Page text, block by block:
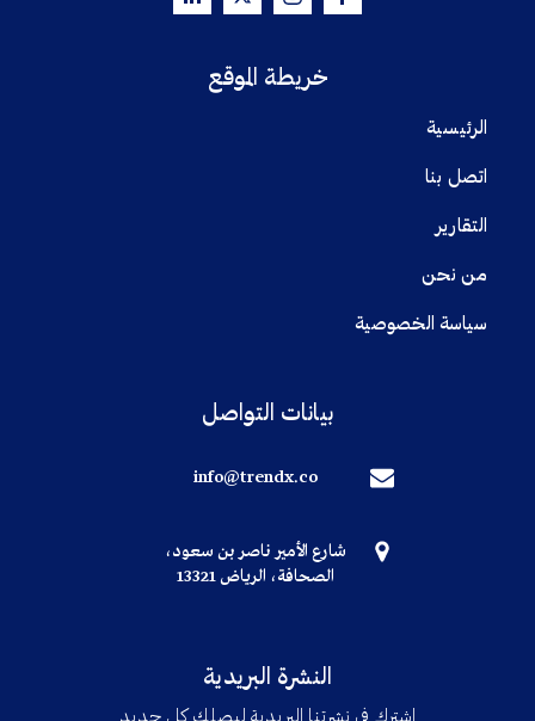
خريطة الموقع
الرئيسية
اتصل بنا
التقارير
من نحن
سياسة الخصوصية
بيانات التواصل
info@trendx.co
شارع الأمير ناصر بن سعود،
الصحافة، الرياض 13321
النشرة البريدية